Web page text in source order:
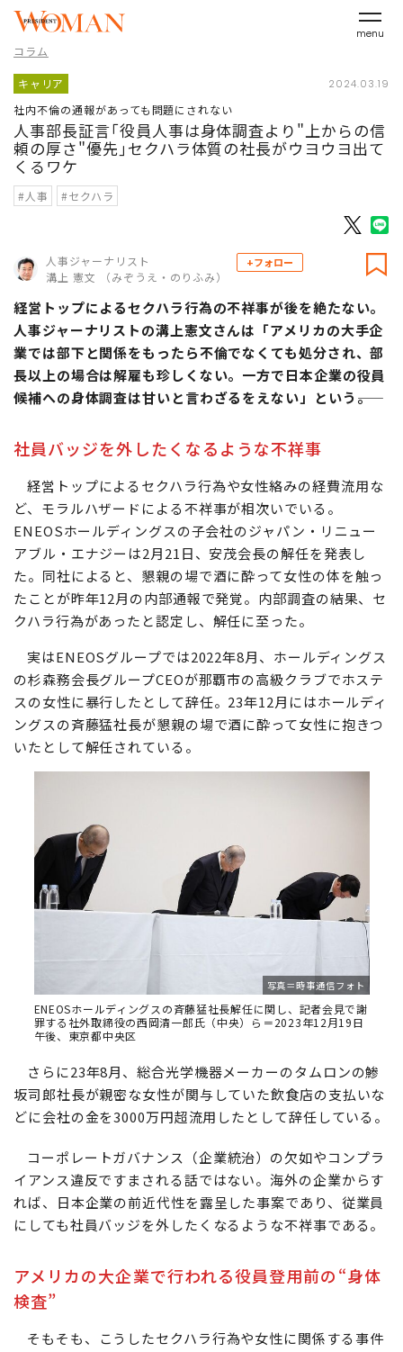
menu
コラム
キャリア 2024.03.19
社内不倫の通報があっても問題にされない
人事部長証言｢役員人事は身体調査より"上からの信
頼の厚さ"優先｣セクハラ体質の社長がウヨウヨ出て
くるワケ
#人事 #セクハラ
人事ジャーナリスト
溝上 憲文 （みぞうえ・のりふみ）
+フォロー
経営トップによるセクハラ行為の不祥事が後を絶たない。
人事ジャーナリストの溝上憲文さんは「アメリカの大手企
業では部下と関係をもったら不倫でなくても処分され、部
長以上の場合は解雇も珍しくない。一方で日本企業の役員
候補への身体調査は甘いと言わざるをえない」という――。
社員バッジを外したくなるような不祥事
経営トップによるセクハラ行為や女性絡みの経費流用な
ど、モラルハザードによる不祥事が相次いでいる。
ENEOSホールディングスの子会社のジャパン・リニュー
アブル・エナジーは2月21日、安茂会長の解任を発表し
た。同社によると、懇親の場で酒に酔って女性の体を触っ
たことが昨年12月の内部通報で発覚。内部調査の結果、セ
クハラ行為があったと認定し、解任に至った。
実はENEOSグループでは2022年8月、ホールディングス
の杉森務会長グループCEOが那覇市の高級クラブでホステ
スの女性に暴行したとして辞任。23年12月にはホールディ
ングスの斉藤猛社長が懇親の場で酒に酔って女性に抱きつ
いたとして解任されている。
写真＝時事通信フォト
ENEOSホールディングスの斉藤猛社長解任に関し、記者会見で謝
罪する社外取締役の西岡清一郎氏（中央）ら＝2023年12月19日
午後、東京都中央区
さらに23年8月、総合光学機器メーカーのタムロンの鯵
坂司郎社長が親密な女性が関与していた飲食店の支払いな
どに会社の金を3000万円超流用したとして辞任している。
コーポレートガバナンス（企業統治）の欠如やコンプラ
イアンス違反ですまされる話ではない。海外の企業からす
にしても社員バッジを外したくなるような不祥事である。
アメリカの大企業で行われる役員登用前の“身体